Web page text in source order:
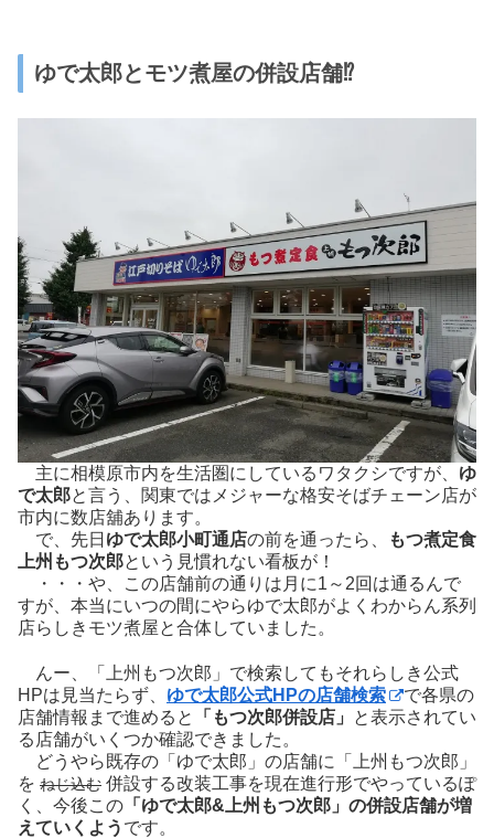
ゆで太郎とモツ煮屋の併設店舗⁉
主に相模原市内を生活圏にしているワタクシですが、 ゆ
で太郎と言う、関東ではメジャーな格安そばチェーン店が
市内に数店舖あります。
で、先日 ゆで太郎小町通店の前を通ったら、
もつ煮定食
上州もつ次郎という見慣れない看板が！
・・・や、この店舗前の通りは月に1～2回は通るんで
すが、本当にいつの間にやらゆで太郎がよくわからん系列
店らしきモツ煮屋と合体していました。
んー、「上州もつ次郎」で検索してもそれらしき公式
HPは見当たらず、 ゆで太郎公式HPの店舗検索
で各県の
店舗情報まで進めると
「もつ次郎併設店」
と表示されてい
る店舗がいくつか確認できました。
どうやら既存の「ゆで太郎」の店舗に「上州もつ次郎」
を ねじ込む 併設する改装工事を現在進行形でやっているぽ
く、今後この 「ゆで太郎&上州もつ次郎」の併設店舗が増
えていくよう です。